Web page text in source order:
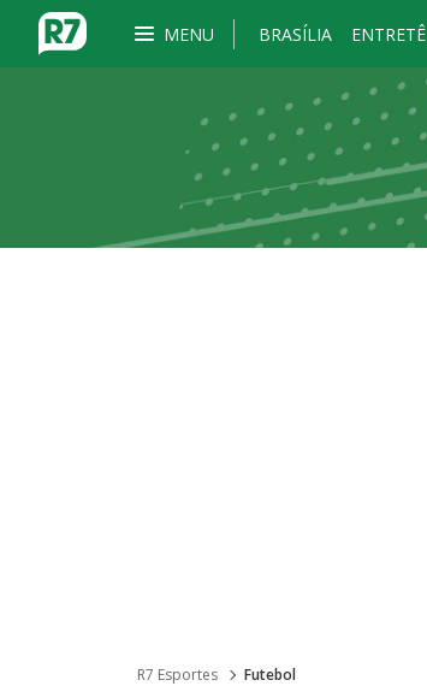
MENU BRASÍLIA ENTRETÊ
R7 Esportes Futebol